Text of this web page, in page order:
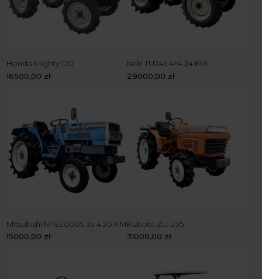
Honda Mighty 130
16500,00 zł
Iseki TU245 4×4 24 KM
29000,00 zł
Mitsubishi MTE2000S 2x 4 20 KM
15000,00 zł
Kubota ZL1-235
31000,00 zł